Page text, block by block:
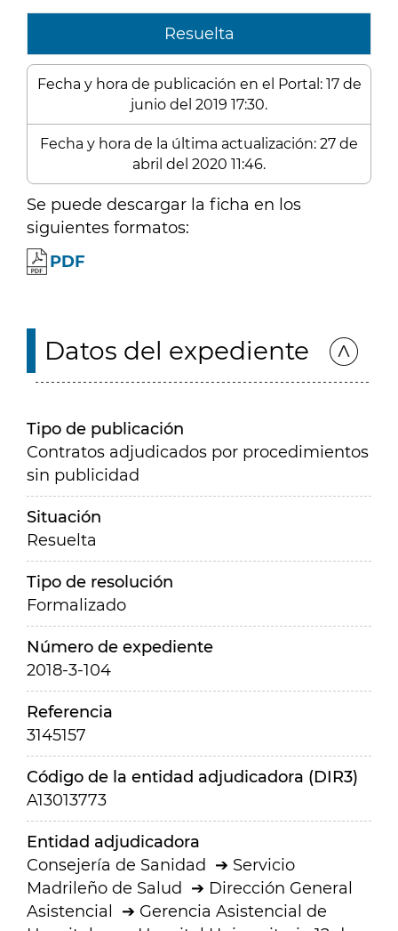
Resuelta
Fecha y hora de publicación en el Portal: 17 de
junio del 2019 17:30.
Fecha y hora de la última actualización: 27 de
abril del 2020 11:46.
Se puede descargar la ficha en los
siguientes formatos:
PDF
Datos del expediente
Tipo de publicación
Contratos adjudicados por procedimientos
sin publicidad
Situación
Resuelta
Tipo de resolución
Formalizado
Número de expediente
2018-3-104
Referencia
3145157
Código de la entidad adjudicadora (DIR3)
A13013773
Entidad adjudicadora
Consejería de Sanidad
Servicio
Madrileño de Salud
Dirección General
Asistencial
Gerencia Asistencial de